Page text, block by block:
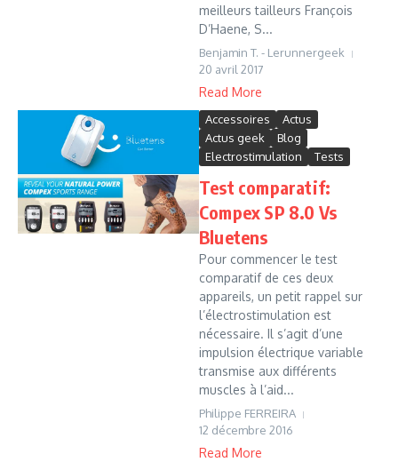
meilleurs tailleurs François
D’Haene, S...
Benjamin T. - Lerunnergeek
20 avril 2017
Read More
Accessoires
Actus
Actus geek
Blog
Electrostimulation
Tests
Test comparatif:
Compex SP 8.0 Vs
Bluetens
Pour commencer le test
comparatif de ces deux
appareils, un petit rappel sur
l’électrostimulation est
nécessaire. Il s’agit d’une
impulsion électrique variable
transmise aux différents
muscles à l’aid...
Philippe FERREIRA
12 décembre 2016
Read More